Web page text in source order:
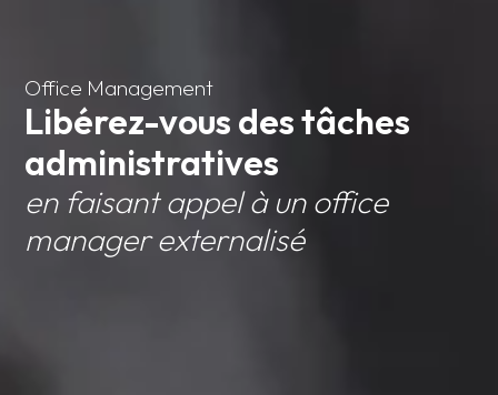
Office Management
Libérez-vous des tâches
administratives
en faisant appel à un office
manager externalisé